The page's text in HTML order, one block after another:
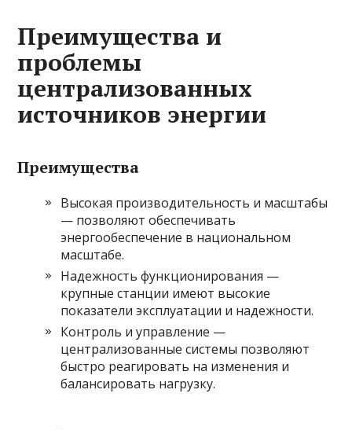
Преимущества и
проблемы
централизованных
источников энергии
Преимущества
Высокая производительность и масштабы
— позволяют обеспечивать
энергообеспечение в национальном
масштабе.
Надежность функционирования —
крупные станции имеют высокие
показатели эксплуатации и надежности.
Контроль и управление —
централизованные системы позволяют
быстро реагировать на изменения и
балансировать нагрузку.